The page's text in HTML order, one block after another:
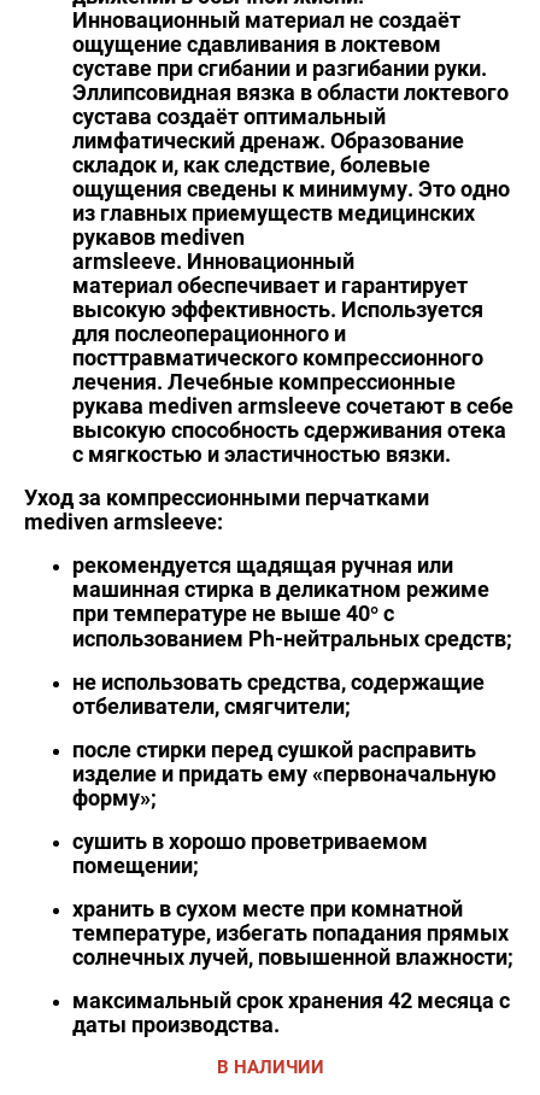
Инновационный материал не создаёт
ощущение сдавливания в локтевом
суставе при сгибании и разгибании руки.
Эллипсовидная вязка в области локтевого
сустава создаёт оптимальный
лимфатический дренаж. Образование
складок и, как следствие, болевые
ощущения сведены к минимуму. Это одно
из главных приемуществ медицинских
рукавов mediven
armsleeve. Инновационный
материал обеспечивает и гарантирует
высокую эффективность. Используется
для послеоперационного и
посттравматического компрессионного
лечения. Лечебные компрессионные
рукава mediven armsleeve сочетают в себе
высокую способность сдерживания отека
с мягкостью и эластичностью вязки.
Уход за компрессионными перчатками
mediven armsleeve:
рекомендуется щадящая ручная или
машинная стирка в деликатном режиме
при температуре не выше 40° с
использованием Ph-нейтральных средств;
не использовать средства, содержащие
отбеливатели, смягчители;
после стирки перед сушкой расправить
изделие и придать ему «первоначальную
форму»;
сушить в хорошо проветриваемом
помещении;
хранить в сухом месте при комнатной
температуре, избегать попадания прямых
солнечных лучей, повышенной влажности;
максимальный срок хранения 42 месяца с
даты производства.
В НАЛИЧИИ